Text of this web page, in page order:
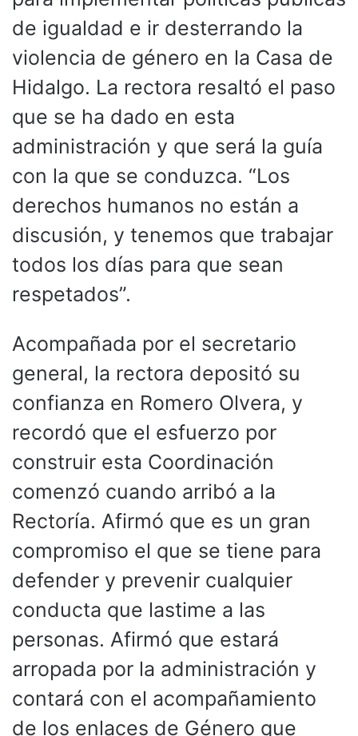
de igualdad e ir desterrando la
violencia de género en la Casa de
Hidalgo. La rectora resaltó el paso
que se ha dado en esta
administración y que será la guía
con la que se conduzca. “Los
derechos humanos no están a
discusión, y tenemos que trabajar
todos los días para que sean
respetados”.
Acompañada por el secretario
general, la rectora depositó su
confianza en Romero Olvera, y
recordó que el esfuerzo por
construir esta Coordinación
comenzó cuando arribó a la
Rectoría. Afirmó que es un gran
compromiso el que se tiene para
defender y prevenir cualquier
conducta que lastime a las
personas. Afirmó que estará
arropada por la administración y
contará con el acompañamiento
de los enlaces de Género que